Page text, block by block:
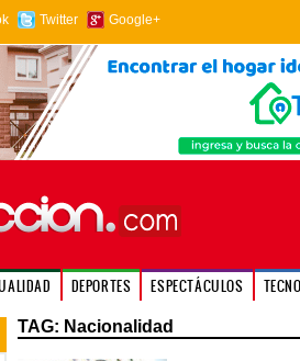
Twitter Google+
DEPORTES ESPECTÁCULOS
TAG: Nacionalidad